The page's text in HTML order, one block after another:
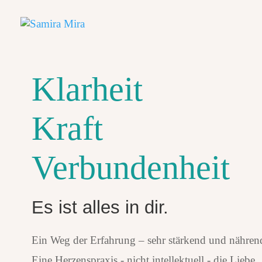
Klarheit
Kraft
Verbundenheit
Es ist alles in dir.
Ein Weg der Erfahrung – sehr stärkend und